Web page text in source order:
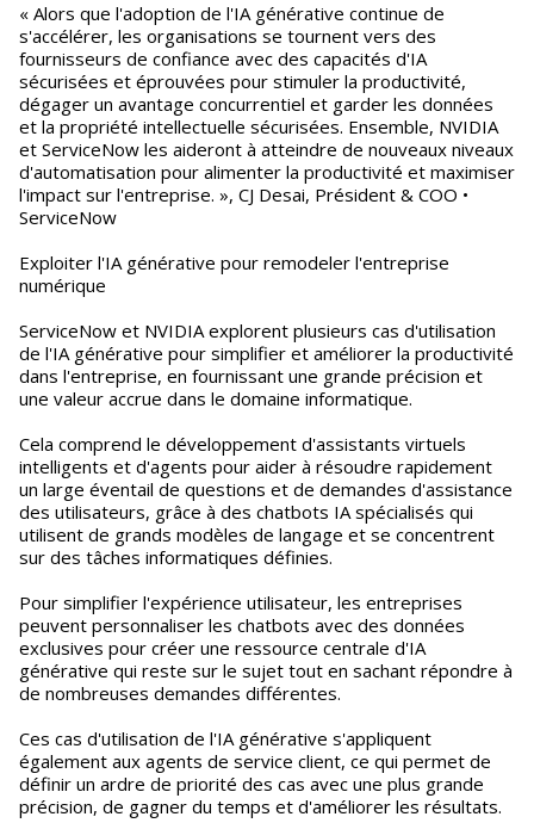
« Alors que l'adoption de l'IA générative continue de
s'accélérer, les organisations se tournent vers des
fournisseurs de confiance avec des capacités d'IA
sécurisées et éprouvées pour stimuler la productivité,
dégager un avantage concurrentiel et garder les données
et la propriété intellectuelle sécurisées. Ensemble, NVIDIA
et ServiceNow les aideront à atteindre de nouveaux niveaux
d'automatisation pour alimenter la productivité et maximiser
l'impact sur l'entreprise. », CJ Desai, Président & COO •
ServiceNow
Exploiter l'IA générative pour remodeler l'entreprise
numérique
ServiceNow et NVIDIA explorent plusieurs cas d'utilisation
de l'IA générative pour simplifier et améliorer la productivité
dans l'entreprise, en fournissant une grande précision et
une valeur accrue dans le domaine informatique.
Cela comprend le développement d'assistants virtuels
intelligents et d'agents pour aider à résoudre rapidement
un large éventail de questions et de demandes d'assistance
des utilisateurs, grâce à des chatbots IA spécialisés qui
utilisent de grands modèles de langage et se concentrent
sur des tâches informatiques définies.
Pour simplifier l'expérience utilisateur, les entreprises
peuvent personnaliser les chatbots avec des données
exclusives pour créer une ressource centrale d'IA
générative qui reste sur le sujet tout en sachant répondre à
de nombreuses demandes différentes.
Ces cas d'utilisation de l'IA générative s'appliquent
également aux agents de service client, ce qui permet de
définir un ardre de priorité des cas avec une plus grande
précision, de gagner du temps et d'améliorer les résultats.